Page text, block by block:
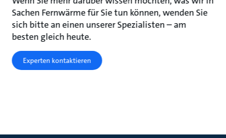
Sachen Fernwärme für Sie tun können, wenden Sie
sich bitte an einen unserer Spezialisten – am
besten gleich heute.
Experten kontaktieren